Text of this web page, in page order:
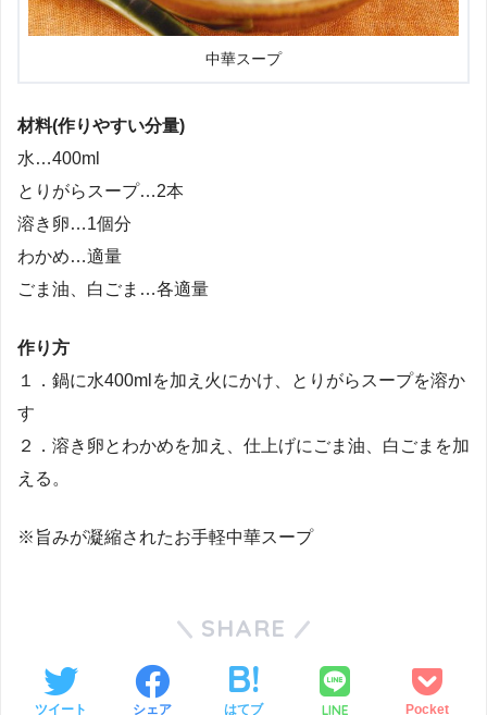
中華スープ
材料(作りやすい分量)
水…400ml
とりがらスープ…2本
溶き卵…1個分
わかめ…適量
ごま油、白ごま…各適量
作り方
１．鍋に水400mlを加え火にかけ、とりがらスープを溶か
す
２．溶き卵とわかめを加え、仕上げにごま油、白ごまを加
える。
※旨みが凝縮されたお手軽中華スープ
SHARE
ツイート シェア はてブ LINE Pocket